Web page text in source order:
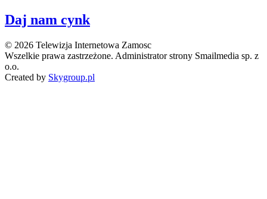
Daj nam cynk
© 2026 Telewizja Internetowa Zamosc
Wszelkie prawa zastrzeżone. Administrator strony Smailmedia sp. z
o.o.
Created by Skygroup.pl